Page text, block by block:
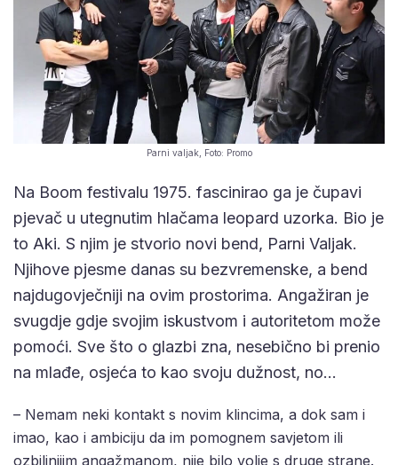
Parni valjak, Foto: Promo
Na Boom festivalu 1975. fascinirao ga je čupavi
pjevač u utegnutim hlačama leopard uzorka. Bio je
to Aki. S njim je stvorio novi bend, Parni Valjak.
Njihove pjesme danas su bezvremenske, a bend
najdugovječniji na ovim prostorima. Angažiran je
svugdje gdje svojim iskustvom i autoritetom može
pomoći. Sve što o glazbi zna, nesebično bi prenio
na mlađe, osjeća to kao svoju dužnost, no…
– Nemam neki kontakt s novim klincima, a dok sam i
imao, kao i ambiciju da im pomognem savjetom ili
ozbiljnijim angažmanom, nije bilo volje s druge strane.